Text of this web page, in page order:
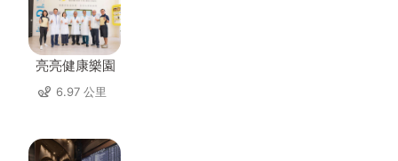
亮亮健康樂園
6.97 公里